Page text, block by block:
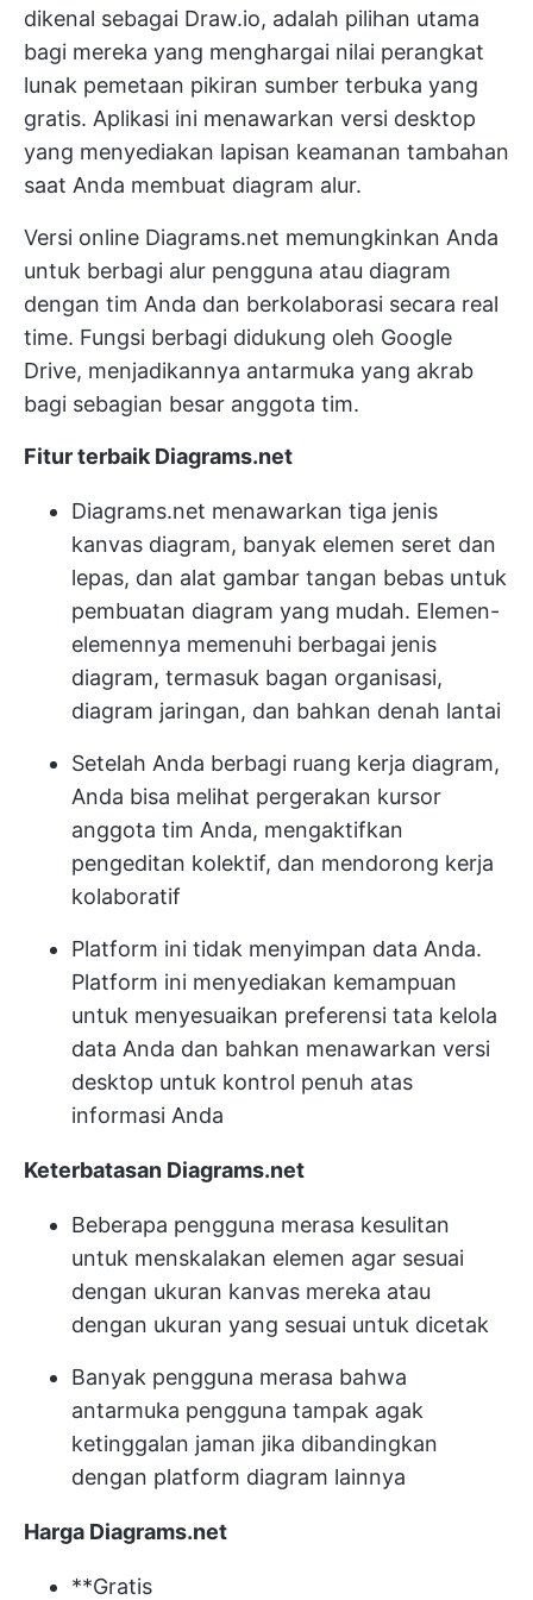
dikenal sebagai Draw.io, adalah pilihan utama
bagi mereka yang menghargai nilai perangkat
lunak pemetaan pikiran sumber terbuka yang
gratis. Aplikasi ini menawarkan versi desktop
yang menyediakan lapisan keamanan tambahan
saat Anda membuat diagram alur.
Versi online Diagrams.net memungkinkan Anda
untuk berbagi alur pengguna atau diagram
dengan tim Anda dan berkolaborasi secara real
time. Fungsi berbagi didukung oleh Google
Drive, menjadikannya antarmuka yang akrab
bagi sebagian besar anggota tim.
Fitur terbaik Diagrams.net
Diagrams.net menawarkan tiga jenis
kanvas diagram, banyak elemen seret dan
lepas, dan alat gambar tangan bebas untuk
pembuatan diagram yang mudah. Elemen-
elemennya memenuhi berbagai jenis
diagram, termasuk bagan organisasi,
diagram jaringan, dan bahkan denah lantai
Setelah Anda berbagi ruang kerja diagram,
Anda bisa melihat pergerakan kursor
anggota tim Anda, mengaktifkan
pengeditan kolektif, dan mendorong kerja
kolaboratif
Platform ini tidak menyimpan data Anda.
Platform ini menyediakan kemampuan
untuk menyesuaikan preferensi tata kelola
data Anda dan bahkan menawarkan versi
desktop untuk kontrol penuh atas
informasi Anda
Keterbatasan Diagrams.net
Beberapa pengguna merasa kesulitan
untuk menskalakan elemen agar sesuai
dengan ukuran kanvas mereka atau
dengan ukuran yang sesuai untuk dicetak
Banyak pengguna merasa bahwa
antarmuka pengguna tampak agak
ketinggalan jaman jika dibandingkan
dengan platform diagram lainnya
Harga Diagrams.net
**Gratis